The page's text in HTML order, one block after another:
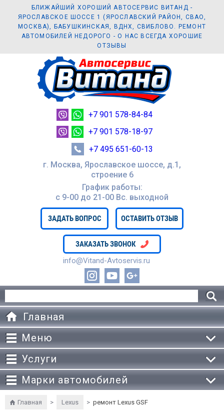
БЛИЖАЙШИЙ ХОРОШИЙ АВТОСЕРВИС ВИТАНД -
ЯРОСЛАВСКОЕ ШОССЕ 1 (ЯРОСЛАВСКИЙ РАЙОН, СВАО,
МОСКВА), БАБУШКИНСКАЯ, ВДНХ, СВИБЛОВО. РЕМОНТ
АВТОМОБИЛЕЙ НЕДОРОГО - О НАС ВСЕГДА ХОРОШИЕ
ОТЗЫВЫ
г. Москва, Ярославское шоссе, д.1,
строение 6
График работы:
с 9-00 до 21-00 Вc. выходной
ЗАДАТЬ ВОПРОС ОСТАВИТЬ ОТЗЫВ
ЗАКАЗАТЬ ЗВОНОК
info@Vitand-Avtoservis.ru
+7 901 578-84-84
+7 901 578-18-97
+7 495 651-60-13
Главная
Меню
Услуги
Марки автомобилей
Главная > Lexus > ремонт Lexus GSF